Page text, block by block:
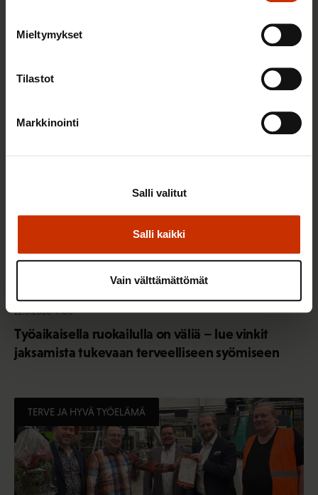
Mieltymykset
Tilastot
Markkinointi
Salli kaikki
Salli valitut
Vain välttämättömät
Työmarkkinakeskusjärjestöt: Tuottava ja
TERVE JA HYVÄ TYÖELÄMÄ
22.5.2026 9:00
Työaikaisella ruokailulla on väliä – lue vinkit
jaksamista tukevaan terveelliseen syömiseen
TERVE JA HYVÄ TYÖELÄMÄ